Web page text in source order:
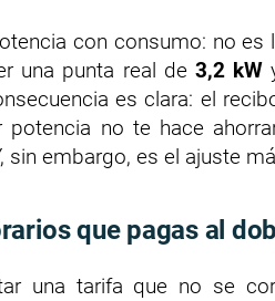
con consumo: no es
una punta real de 3,2 kW
es clara: el
no te hace
sin embargo, es el ajuste
que pagas al
una tarifa que no se